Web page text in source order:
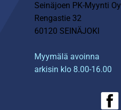
Seinäjoen PK-Myynti Oy
Rengastie 32
60120 SEINÄJOKI
Myymälä avoinna
arkisin klo 8.00-16.00